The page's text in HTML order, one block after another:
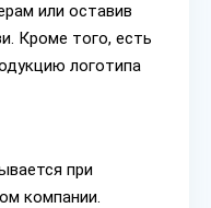
или оставив
Кроме того, есть
логотипа
при
компании.